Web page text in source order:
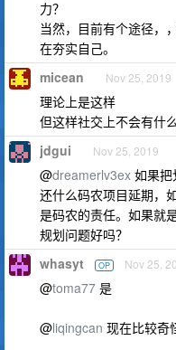
力？
当然，目前有个途径，
在夯实自己。
micean Nov 25, 2019
理论上是这样
但这样社交上不会有
jdgui Nov 25, 2019
@dreamerlv3ex 如果把
还什么码农项目延期，
是码农的责任。如果就
规划问题好吗？
whasyt OP Nov 25,
@toma77 是
@liqingcan 现在比较奇